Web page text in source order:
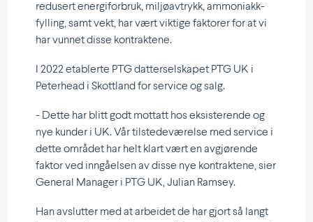
redusert energi­forbruk, miljø­av­trykk, ammoni­akk­
fylling, samt vekt, har vært viktige faktorer for at vi
har vunnet disse kontraktene.
I 2022 etablerte PTG datter­sel­skapet PTG UK i
Peterhead i Skottland for service og salg.
- Dette har blitt godt mottatt hos eksis­te­rende og
nye kunder i UK. Vår tilstede­væ­relse med service i
dette området har helt klart vært en avgjø­rende
faktor ved inngå­elsen av disse nye kontraktene, sier
General Manager i PTG UK, Julian Ramsey.
Han avslutter med at arbeidet de har gjort så langt